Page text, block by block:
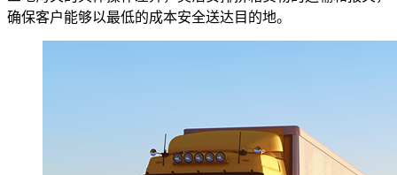
确保客户能够以最低的成本安全送达目的地。